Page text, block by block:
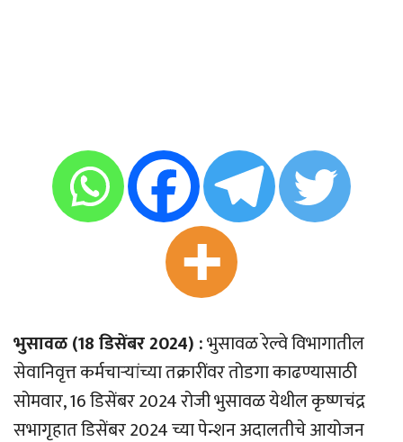
भुसावळ (18 डिसेंबर 2024) :भुसावळ रेल्वे विभागातील
सेवानिवृत्त कर्मचार्‍यांच्या तक्रारींवर तोडगा काढण्यासाठी
सोमवार, 16 डिसेंबर 2024 रोजी भुसावळ येथील कृष्णचंद्र
सभागृहात डिसेंबर 2024 च्या पेन्शन अदालतीचे आयोजन